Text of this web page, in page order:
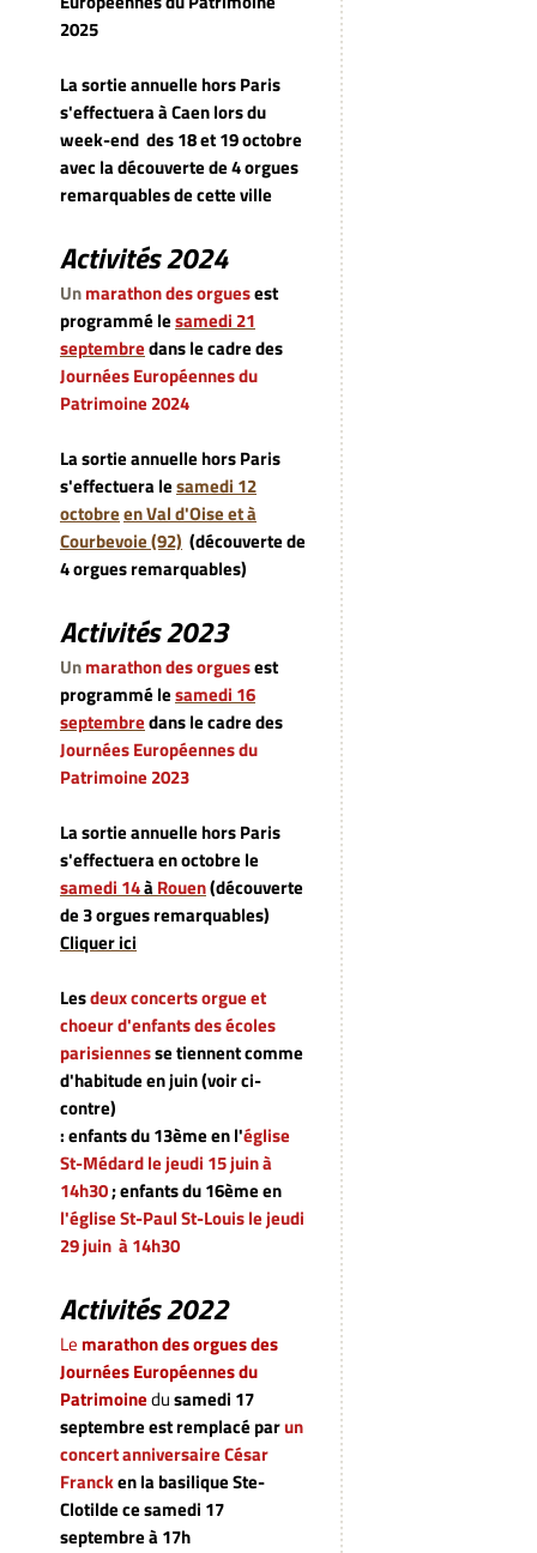
2025
La sortie annuelle hors Paris
s'effectuera à Caen lors du
week-end des 18 et 19 octobre
avec la découverte de 4 orgues
remarquables de cette ville
Activités 2024
Unmarathon des orguesest
programmé lesamedi 21
septembredans le cadre des
Journées Européennes du
Patrimoine 2024
La sortie annuelle hors Paris
s'effectuera lesamedi 12
octobreen Val d'Oise et à
Courbevoie (92) (découverte de
4 orgues remarquables)
Activités 2023
Unmarathon des orguesest
programmé lesamedi 16
septembredans le cadre des
Journées Européennes du
Patrimoine 2023
La sortie annuelle hors Paris
s'effectuera en octobre le
samedi 14àRouen(découverte
de 3 orgues remarquables)
Cliquer ici
Lesdeux concerts orgue et
choeur d'enfants des écoles
parisiennesse tiennent comme
d'habitude en juin (voir ci-
contre)
: enfants du 13ème en l'église
St-Médard le jeudi 15 juin à
14h30; enfants du 16ème en
l'église St-Paul St-Louisle jeudi
29 juin à 14h30
Activités 2022
Le marathon des orgues des
Journées Européennes du
Patrimoinedusamedi 17
septembreest remplacé parun
concert anniversaire César
Francken la basilique Ste-
Clotilde ce samedi 17
septembre à 17h